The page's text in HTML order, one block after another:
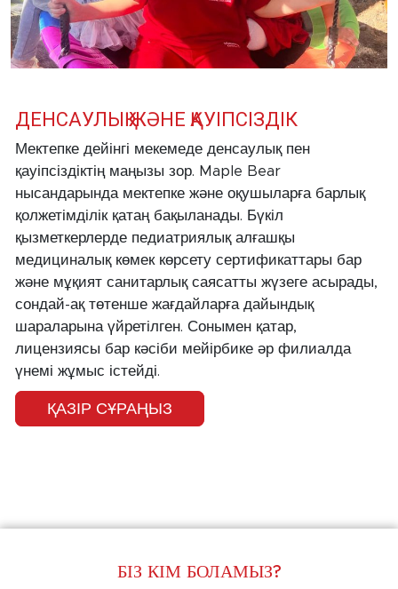
ДЕНСАУЛЫҚ ЖӘНЕ ҚАУІПСІЗДІК
Мектепке дейінгі мекемеде денсаулық пен
қауіпсіздіктің маңызы зор. Maple Bear
нысандарында мектепке және оқушыларға барлық
қолжетімділік қатаң бақыланады. Бүкіл
қызметкерлерде педиатриялық алғашқы
медициналық көмек көрсету сертификаттары бар
және мұқият санитарлық саясатты жүзеге асырады,
сондай-ақ төтенше жағдайларға дайындық
шараларына үйретілген. Сонымен қатар,
лицензиясы бар кәсіби мейірбике әр филиалда
үнемі жұмыс істейді.
ҚАЗІР СҰРАҢЫЗ
БІЗ КІМ БОЛАМЫЗ?